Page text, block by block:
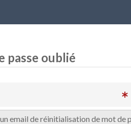
passe oublié
email de réinitialisation de mot de